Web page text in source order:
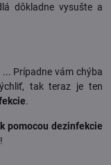
dôkladne vysušte a
Prípadne vám chýba
tak teraz je ten
.
pomocou dezinfekcie